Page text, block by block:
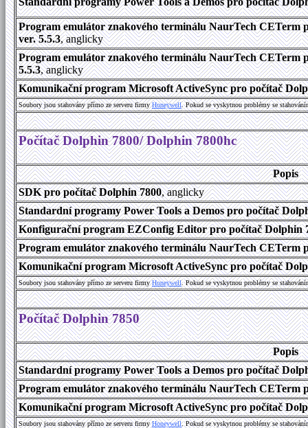
Program emulátor znakového terminálu NaurTech CETerm
ver. 5.5.3, anglicky
Program emulátor znakového terminálu NaurTech CETerm
5.5.3, anglicky
Komunikační program Microsoft ActiveSync pro počítač
Soubory jsou stahovány přímo ze serveru firmyHoneywell. Pokud se vyskytnou problémy se
Počítač Dolphin 7800/ Dolphin 7800hc
Popis
SDK pro počítač Dolphin 7800, anglicky
Standardní programy Power Tools a Demos pro počítač
Konfigurační program EZConfig Editor pro počítač Dolphin
Program emulátor znakového terminálu NaurTech CETerm
Komunikační program Microsoft ActiveSync pro počítač
Soubory jsou stahovány přímo ze serveru firmyHoneywell. Pokud se vyskytnou problémy se
Počítač Dolphin 7850
Popis
Standardní programy Power Tools a Demos pro počítač
Program emulátor znakového terminálu NaurTech CETerm
Komunikační program Microsoft ActiveSync pro počítač
Soubory jsou stahovány přímo ze serveru firmyHoneywell. Pokud se vyskytnou problémy se